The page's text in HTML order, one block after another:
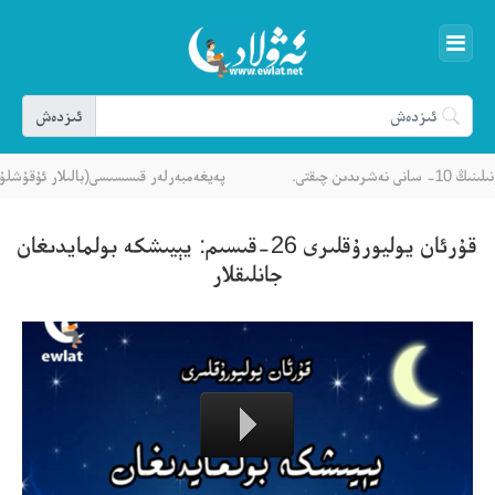
پەيغەمبەرلەر قىسسىسى(بالىلار ئۇقۇشلۇقى)
قۇرئان يوليورۇقلىرى 26-قىسىم: يېيىشكە بولمايدىغان
جانلىقلار